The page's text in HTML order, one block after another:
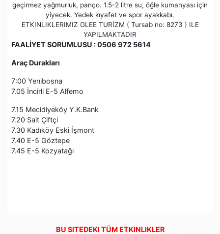
geçirmez yağmurluk, panço. 1.5-2 litre su, öğle kumanyası için
yiyecek. Yedek kıyafet ve spor ayakkabı.
ETKINLIKLERIMIZ GLEE TURİZM ( Tursab no: 8273 ) ILE
YAPILMAKTADIR
FAALİYET SORUMLUSU : 0506 972 5614
Araç Durakları
7:00 Yenibosna
7.05 İncirli E-5 Alfemo
7.15 Mecidiyeköy Y.K.Bank
7.20 Sait Çiftçi
7.30 Kadıköy Eski İşmont
7.40 E-5 Göztepe
7.45 E-5 Kozyatağı
BU SITEDEKI TÜM ETKINLIKLER